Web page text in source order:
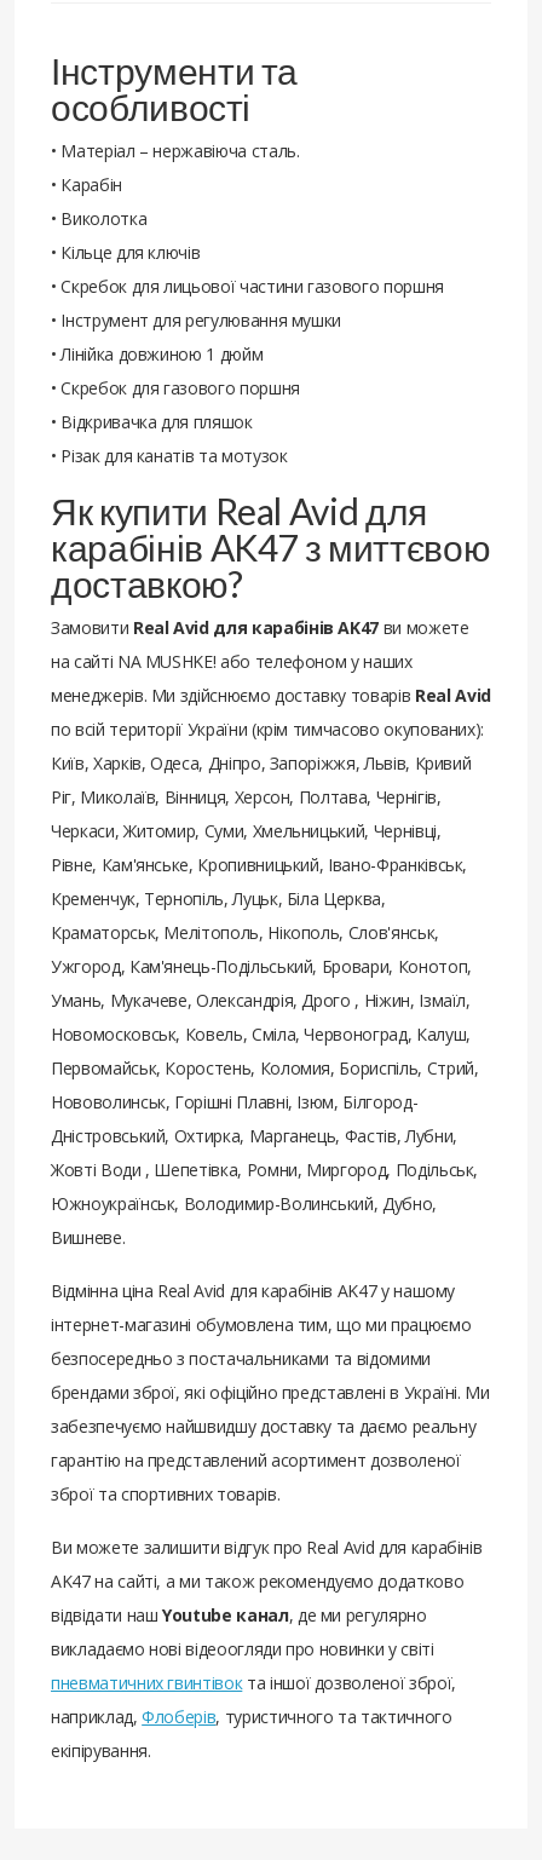
Інструменти та
особливості
• Матеріал – нержавіюча сталь.
• Карабін
• Виколотка
• Кільце для ключів
• Скребок для лицьової частини газового поршня
• Інструмент для регулювання мушки
• Лінійка довжиною 1 дюйм
• Скребок для газового поршня
• Відкривачка для пляшок
• Різак для канатів та мотузок
Як купити Real Avid для
карабінів AK47 з миттєвою
доставкою?
Замовити Real Avid для карабінів AK47 ви можете
на сайті NA MUSHKE! або телефоном у наших
менеджерів. Ми здійснюємо доставку товарів Real Avid
по всій території України (крім тимчасово окупованих):
Київ, Харків, Одеса, Дніпро, Запоріжжя, Львів, Кривий
Ріг, Миколаїв, Вінниця, Херсон, Полтава, Чернігів,
Черкаси, Житомир, Суми, Хмельницький, Чернівці,
Рівне, Кам'янське, Кропивницький, Івано-Франківськ,
Кременчук, Тернопіль, Луцьк, Біла Церква,
Краматорськ, Мелітополь, Нікополь, Слов'янськ,
Ужгород, Кам'янець-Подільський, Бровари, Конотоп,
Умань, Мукачеве, Олександрія, Дрого , Ніжин, Ізмаїл,
Новомосковськ, Ковель, Сміла, Червоноград, Калуш,
Первомайськ, Коростень, Коломия, Бориспіль, Стрий,
Нововолинськ, Горішні Плавні, Ізюм, Білгород-
Дністровський, Охтирка, Марганець, Фастів, Лубни,
Жовті Води , Шепетівка, Ромни, Миргород, Подільськ,
Южноукраїнськ, Володимир-Волинський, Дубно,
Вишневе.
Відмінна ціна Real Avid для карабінів AK47 у нашому
інтернет-магазині обумовлена ​​тим, що ми працюємо
безпосередньо з постачальниками та відомими
брендами зброї, які офіційно представлені в Україні. Ми
забезпечуємо найшвидшу доставку та даємо реальну
гарантію на представлений асортимент дозволеної
зброї та спортивних товарів.
Ви можете залишити відгук про Real Avid для карабінів
AK47 на сайті, а ми також рекомендуємо додатково
відвідати нашYoutube канал, де ми регулярно
викладаємо нові відеоогляди про новинки у світі
пневматичних гвинтівокта іншої дозволеної зброї,
наприклад,Флоберів, туристичного та тактичного
екіпірування.